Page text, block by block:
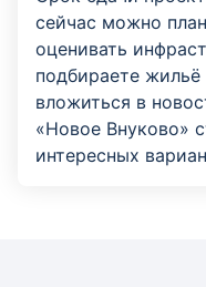
сейчас можно
оценивать
подбираете
вложиться в
«Новое Внуково»
интересных